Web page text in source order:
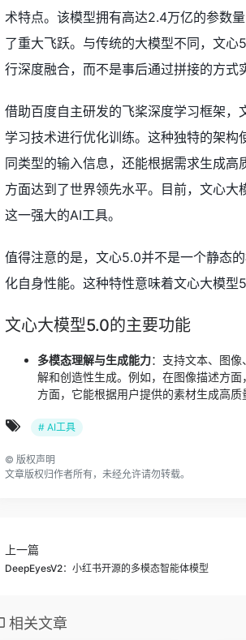
术特点。该模型拥有高达2.4万亿的参数
了重大飞跃。与传统的大模型不同，文
行深度融合，而不是事后通过拼接的方式
借助百度自主研发的飞桨深度学习框架
学习技术进行优化训练。这种独特的架
同类型的输入信息，还能根据需求生成
方面达到了世界领先水平。目前，文心
这一强大的AI工具。
值得注意的是，文心5.0并不是一个静态
化自身性能。这种特性意味着文心大模型
文心大模型5.0的主要功能
多模态理解与生成能力：支持文本、图
解和创造性生成。例如，在图像描述方
方面，它能根据用户提供的素材生成高质
# AI工具
© 版权声明
文章版权归作者所有，未经允许请勿转载。
上一篇
DeepEyesV2：小红书开源的多模态智能体模型
相关文章